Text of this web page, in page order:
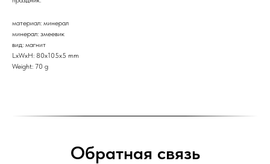
материал: минерал
минерал: змеевик
вид: магнит
LxWxH: 80x105x5 mm
Weight: 70 g
Обратная связь